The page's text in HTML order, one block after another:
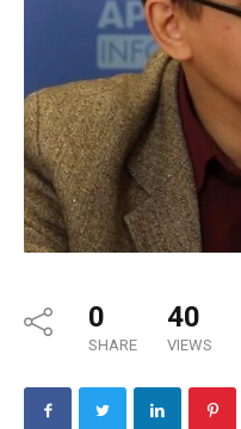
0
SHARE
40
VIEWS